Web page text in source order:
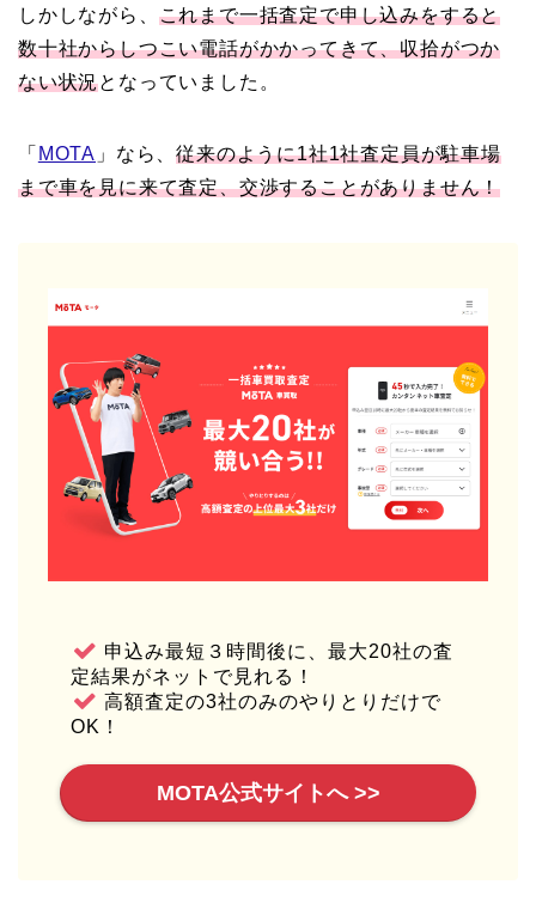
しかしながら、 これまで一括査定で申し込みをすると
数十社からしつこい電話がかかってきて、収拾がつか
ない状況となっていました。
「 MOTA 」なら、従来のように1社1社査定員が駐車場
まで車を見に来て査定、交渉することがありません！
申込み最短３時間後に、最大20社の査
定結果がネットで見れる！
高額査定の3社のみのやりとりだけで
OK！
MOTA公式サイトへ >>